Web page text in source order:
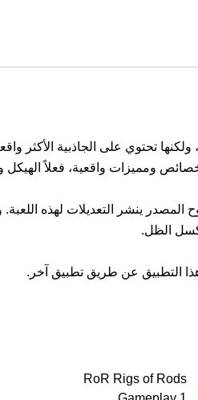
تحتوي على الجاذبية الأكثر
ومميزات واقعية، فعلاً الهيكل
المصدر ينشر التعديلات لهذه
التطبيق عن طريق تطبيق آخر.
RoR Rigs of Rods